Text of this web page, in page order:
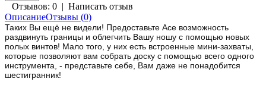
Отзывов: 0 | Написать отзыв
ОписаниеОтзывы (0)
Таких Вы ещё не видели! Предоставьте Ace возможность
раздвинуть границы и облегчить Вашу ношу с помощью новых
полых винтов! Мало того, у них есть встроенные мини-захваты,
которые позволяют вам собрать доску с помощью всего одного
инструмента, - представьте себе, Вам даже не понадобится
шестигранник!